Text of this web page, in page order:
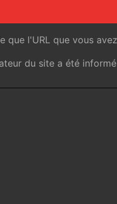
que l'URL que vous
du site a été